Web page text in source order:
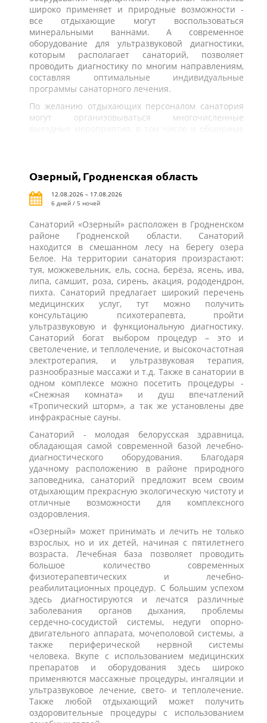
широко применяет и природные возможности -
все отдыхающие могут воспользоваться
минеральными ваннами. А современное
оборудование для ультразвуковой диагностики,
которым располагает санаторий, позволяет
проводить диагностику по многим направлениям,
составляя оптимальные индивидуальные
программы санаторного лечения.
По желанию отдыхающих персоналом санатория
могут организовываться многочисленные
Озерный, Гродненская область
12.08.2026 – 17.08.2026
6 дней / 5 ночей
Санаторий «Озерный» расположен в Гродненском
районе Гродненской области. Санаторий
находится в смешанном лесу на берегу озера
Белое. На территории санатория произрастают:
туя, можжевельник, ель, сосна, берёза, ясень, ива,
липа, самшит, роза, сирень, акация, рододендрон,
пихта. Санаторий предлагает широкий перечень
медицинских услуг, тут можно получить
консультацию психотерапевта, пройти
ультразвуковую и функциональную диагностику.
Санаторий богат выбором процедур – это и
светолечение, и теплолечение, и высокочастотная
электротерапия, и ультразвуковая терапия,
разнообразные массажи и т.д. Также в санатории в
одном комплексе можно посетить процедуры -
«Снежная комната» и душ впечатлений
«Тропический шторм», а так же установлены две
инфракрасные сауны.
Санаторий - молодая белорусская здравница,
обладающая самой современной базой лечебно-
диагностического оборудования. Благодаря
удачному расположению в районе природного
заповедника, санаторий предложит всем своим
отдыхающим прекрасную экологическую чистоту и
отличные возможности для комплексного
оздоровления.
«Озерный» может принимать и лечить не только
взрослых, но и их детей, начиная с пятилетнего
возраста. Лечебная база позволяет проводить
большое количество современных
физиотерапевтических и лечебно-
реабилитационных процедур. С большим успехом
здесь диагностируются и лечатся различные
заболевания органов дыхания, проблемы
сердечно-сосудистой системы, недуги опорно-
двигательного аппарата, мочеполовой системы, а
также периферической нервной системы
человека. Вкупе с использованием медицинских
препаратов и оборудования здесь широко
применяются массажные процедуры, ингаляции и
ультразвуковое лечение, свето- и теплолечение.
Также любой отдыхающий может получить
оздоровительные процедуры с использованием